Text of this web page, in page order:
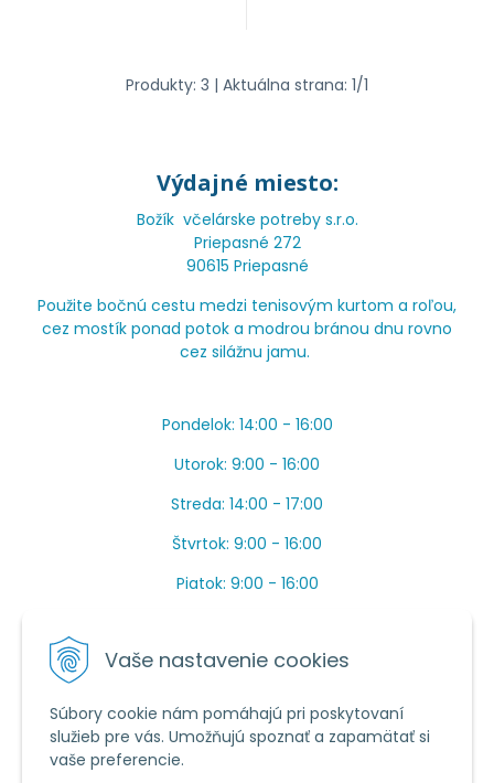
Vaše nastavenie cookies
Súbory cookie nám pomáhajú pri poskytovaní
služieb pre vás. Umožňujú spoznať a zapamätať si
vaše preferencie.
Produkty: 3 | Aktuálna strana: 1/1
Výdajné miesto:
Božík včelárske potreby s.r.o.
Priepasné 272
90615 Priepasné
Použite bočnú cestu medzi tenisovým kurtom a roľou,
cez mostík ponad potok a modrou bránou dnu rovno
cez silážnu jamu.
Pondelok: 14:00 - 16:00
Utorok: 9:00 - 16:00
Streda: 14:00 - 17:00
Štvrtok: 9:00 - 16:00
Piatok: 9:00 - 16:00
Máme toho veľa v sezóne, ak sa nedovoláte, píšte
prosím mail.
Tel.:034 / 20 20 444